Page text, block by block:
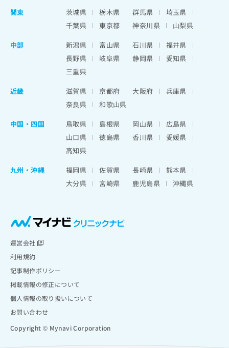
関東
茨城県 栃木県 群馬県
埼玉県
千葉県
東京都 神奈川県
山梨県
中部
新潟県 富山県 石川県
福井県
長野県
岐阜県 静岡県
愛知県
三重県
近畿
滋賀県 京都府 大阪府
兵庫県
奈良県
和歌山県
中国・四国
鳥取県 島根県 岡山県
広島県
山口県
徳島県 香川県
愛媛県
高知県
九州・沖縄
福岡県 佐賀県 長崎県
熊本県
大分県
宮崎県 鹿児島県 沖縄県
運営会社
利用規約
記事制作ポリシー
掲載情報の修正について
個人情報の取り扱いについて
お問い合わせ
Copyright © Mynavi Corporation